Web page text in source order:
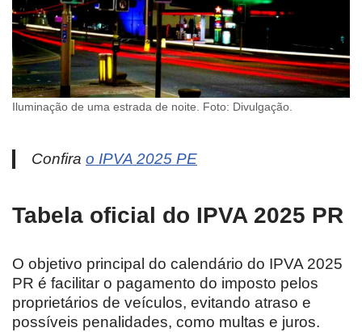
Iluminação de uma estrada de noite. Foto: Divulgação.
Confira o IPVA 2025 PE
Tabela oficial do IPVA 2025 PR
O objetivo principal do calendário do IPVA 2025
PR é facilitar o pagamento do imposto pelos
proprietários de veículos, evitando atraso e
possíveis penalidades, como multas e juros.